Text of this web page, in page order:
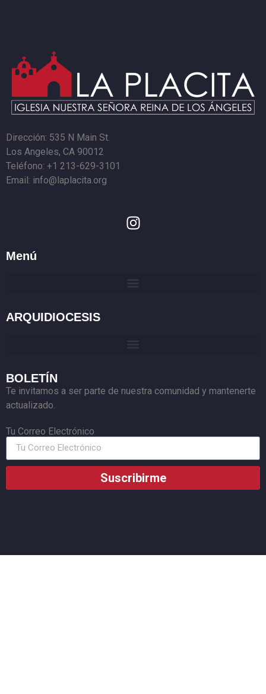
Dirección: 535 N Main St.
Los Angeles, CA 90012
Teléfono: +1 213-629-3101
Email: info@laplacita.org
Menú
ARQUIDIOCESIS
BOLETÍN
Te invitamos a ser parte de nuestra comunidad y mantenerte
actualizado.
Tu Correo Electrónico
Suscribirme